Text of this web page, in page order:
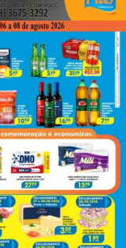
Next
Estratégia Em Brasília: Proposta De Anistia É Reformulada Para ‘PL Da Dosimetria’ Após Encontro Com Temer